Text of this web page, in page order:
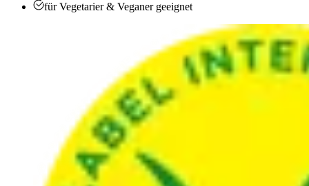
für Vegetarier & Veganer geeignet